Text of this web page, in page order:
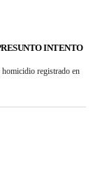
INTENTO
registrado en